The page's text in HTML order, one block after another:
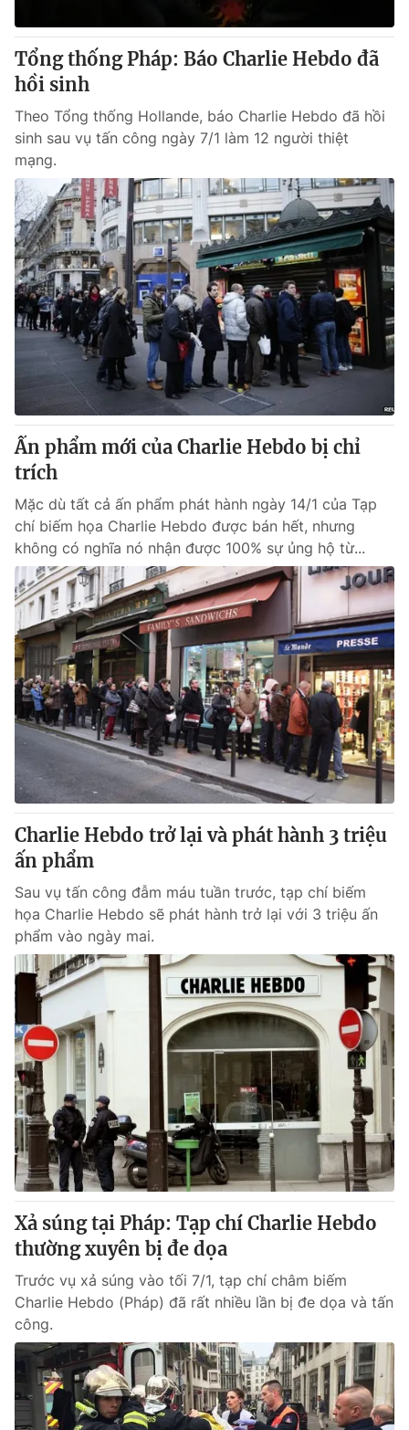
® Cấm sao chép dưới mọi hình thức nếu không có sự chấp
thuận bằng văn bản. Ghi rõ nguồn VTV.vn khi phát hành lại
thông tin từ website này.
Tổng thống Pháp: Báo Charlie Hebdo đã
hồi sinh
Theo Tổng thống Hollande, báo Charlie Hebdo đã hồi
sinh sau vụ tấn công ngày 7/1 làm 12 người thiệt
mạng.
Ấn phẩm mới của Charlie Hebdo bị chỉ
trích
Mặc dù tất cả ấn phẩm phát hành ngày 14/1 của Tạp
chí biếm họa Charlie Hebdo được bán hết, nhưng
không có nghĩa nó nhận được 100% sự ủng hộ từ...
Charlie Hebdo trở lại và phát hành 3 triệu
ấn phẩm
Sau vụ tấn công đẫm máu tuần trước, tạp chí biếm
họa Charlie Hebdo sẽ phát hành trở lại với 3 triệu ấn
phẩm vào ngày mai.
Xả súng tại Pháp: Tạp chí Charlie Hebdo
thường xuyên bị đe dọa
Trước vụ xả súng vào tối 7/1, tạp chí châm biếm
Charlie Hebdo (Pháp) đã rất nhiều lần bị đe dọa và tấn
công.